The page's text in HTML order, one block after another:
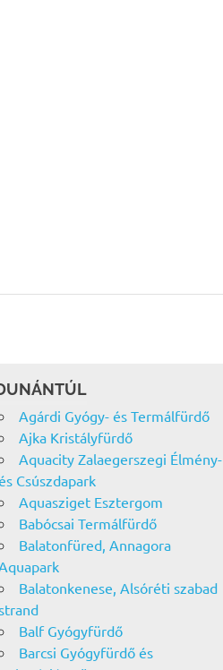
Agárdi Gyógy- és Termálfürdő
Ajka Kristályfürdő
Aquacity Zalaegerszegi Élmény-
Csúszdapark
Aquasziget Esztergom
Babócsai Termálfürdő
Balatonfüred, Annagora
Aquapark
Balatonkenese, Alsóréti szabad
Balf Gyógyfürdő
Barcsi Gyógyfürdő és